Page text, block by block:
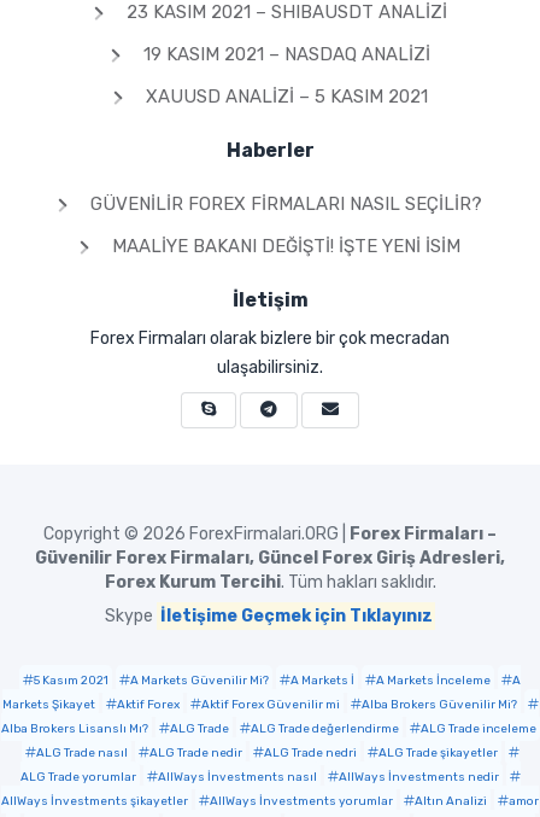
23 KASIM 2021 – SHIBAUSDT ANALIZI
19 KASIM 2021 – NASDAQ ANALIZI
XAUUSD ANALIZI – 5 KASIM 2021
Haberler
GÜVENILIR FOREX FIRMALARI NASIL SEÇILIR?
MAALIYE BAKANI DEĞIŞTI! İŞTE YENI İSIM
İletişim
Forex Firmaları olarak bizlere bir çok mecradan
ulaşabilirsiniz.
Copyright © 2026 ForexFirmalari.ORG |
Forex Firmaları –
Güvenilir Forex Firmaları, Güncel Forex Giriş Adresleri,
Forex Kurum Tercihi. Tüm hakları saklıdır.
Skype İletişime Geçmek için Tıklayınız
5 Kasım 2021 A Markets Güvenilir Mi? A Markets İ A Markets İnceleme
A
Markets Şikayet
Aktif Forex Aktif Forex Güvenilir mi
Alba Brokers Güvenilir Mi?
Alba Brokers Lisanslı Mı?
ALG Trade ALG Trade değerlendirme
ALG Trade inceleme
ALG Trade nasıl
ALG Trade nedir ALG Trade nedri
ALG Trade şikayetler
ALG Trade yorumlar
AllWays İnvestments nasıl
AllWays İnvestments nedir
AllWays İnvestments şikayetler
AllWays İnvestments yorumlar Altın Analizi
amor